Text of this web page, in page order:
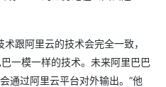
跟阿里云的技术会完全一致，
一模一样的技术。未来阿里巴巴
通过阿里云平台对外输出。”他